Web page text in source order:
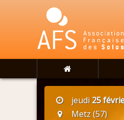
jeudi 25
Metz (57)